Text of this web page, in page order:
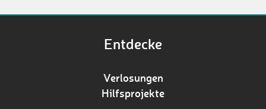
Entdecke
Verlosungen
Hilfsprojekte